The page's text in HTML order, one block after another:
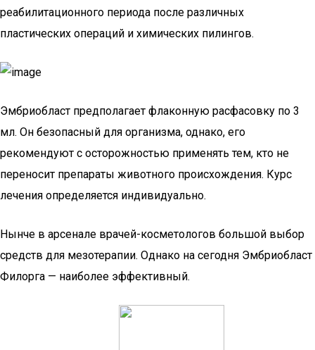
реабилитационного периода после различных
пластических операций и химических пилингов.
Эмбриобласт предполагает флаконную расфасовку по 3
мл. Он безопасный для организма, однако, его
рекомендуют с осторожностью применять тем, кто не
переносит препараты животного происхождения. Курс
лечения определяется индивидуально.
Нынче в арсенале врачей-косметологов большой выбор
средств для мезотерапии. Однако на сегодня Эмбриобласт
Филорга — наиболее эффективный.